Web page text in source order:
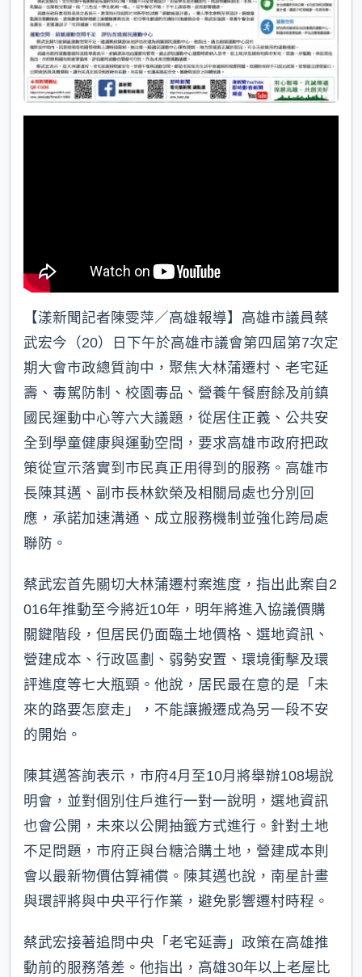
【漾新聞記者陳雯萍／高雄報導】高雄市議員蔡
武宏今（20）日下午於高雄市議會第四屆第7次定
期大會市政總質詢中，聚焦大林蒲遷村、老宅延
壽、毒駕防制、校園毒品、營養午餐廚餘及前鎮
國民運動中心等六大議題，從居住正義、公共安
全到學童健康與運動空間，要求高雄市政府把政
策從宣示落實到市民真正用得到的服務。高雄市
長陳其邁、副市長林欽榮及相關局處也分別回
應，承諾加速溝通、成立服務機制並強化跨局處
聯防。
蔡武宏首先關切大林蒲遷村案進度，指出此案自2
016年推動至今將近10年，明年將進入協議價購
關鍵階段，但居民仍面臨土地價格、選地資訊、
營建成本、行政區劃、弱勢安置、環境衝擊及環
評進度等七大瓶頸。他說，居民最在意的是「未
來的路要怎麼走」，不能讓搬遷成為另一段不安
的開始。
陳其邁答詢表示，市府4月至10月將舉辦108場說
明會，並對個別住戶進行一對一說明，選地資訊
也會公開，未來以公開抽籤方式進行。針對土地
不足問題，市府正與台糖洽購土地，營建成本則
會以最新物價估算補償。陳其邁也說，南星計畫
與環評將與中央平行作業，避免影響遷村時程。
蔡武宏接著追問中央「老宅延壽」政策在高雄推
動前的服務落差。他指出，高雄30年以上老屋比